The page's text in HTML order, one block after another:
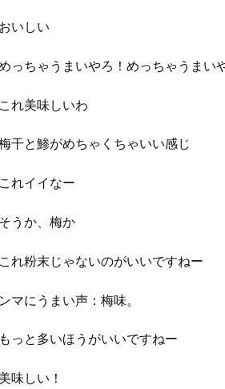
いしい
っちゃうまいやろ！めっちゃうまい
れ美味しいわ
干と鯵がめちゃくちゃいい感じ
れイイなー
うか、梅か
れ粉末じゃないのがいいですねー
マにうまい声：梅味。
っと多いほうがいいですねー
味しい！